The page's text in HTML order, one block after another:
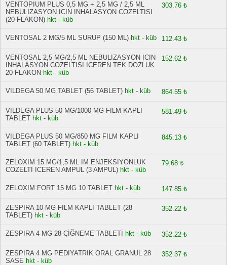
VENTOPIUM PLUS 0,5 MG + 2,5 MG / 2,5 ML
NEBULIZASYON ICIN INHALASYON COZELTISI
(20 FLAKON) hkt - küb
303.76 ₺
VENTOSAL 2 MG/5 ML SURUP (150 ML) hkt - küb 112.43 ₺
VENTOSAL 2,5 MG/2,5 ML NEBULIZASYON ICIN
INHALASYON COZELTISI ICEREN TEK DOZLUK
20 FLAKON hkt - küb
152.62 ₺
VILDEGA 50 MG TABLET (56 TABLET) hkt - küb 864.55 ₺
VILDEGA PLUS 50 MG/1000 MG FILM KAPLI
TABLET hkt - küb
581.49 ₺
VILDEGA PLUS 50 MG/850 MG FILM KAPLI
TABLET (60 TABLET) hkt - küb
845.13 ₺
ZELOXIM 15 MG/1,5 ML IM ENJEKSIYONLUK
COZELTI ICEREN AMPUL (3 AMPUL) hkt - küb
79.68 ₺
ZELOXIM FORT 15 MG 10 TABLET hkt - küb 147.85 ₺
ZESPIRA 10 MG FILM KAPLI TABLET (28
TABLET) hkt - küb
352.22 ₺
ZESPIRA 4 MG 28 ÇİĞNEME TABLETİ hkt - küb 352.22 ₺
ZESPIRA 4 MG PEDIYATRIK ORAL GRANUL 28
SASE hkt - küb
352.37 ₺